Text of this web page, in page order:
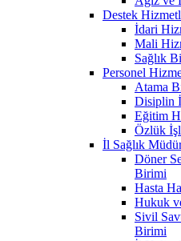
Destek
İdari
Mali
Sağlık
Personel
Atama
Disiplin
Eğitim
Özlük
İl Sağlık
Döner
Birimi
Hasta
Hukuk
Sivil
Birimi